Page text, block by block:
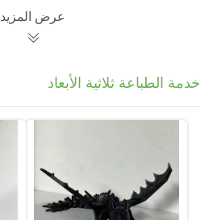
عرض المزيد
خدمة الطباعة ثلاثية الأبعاد